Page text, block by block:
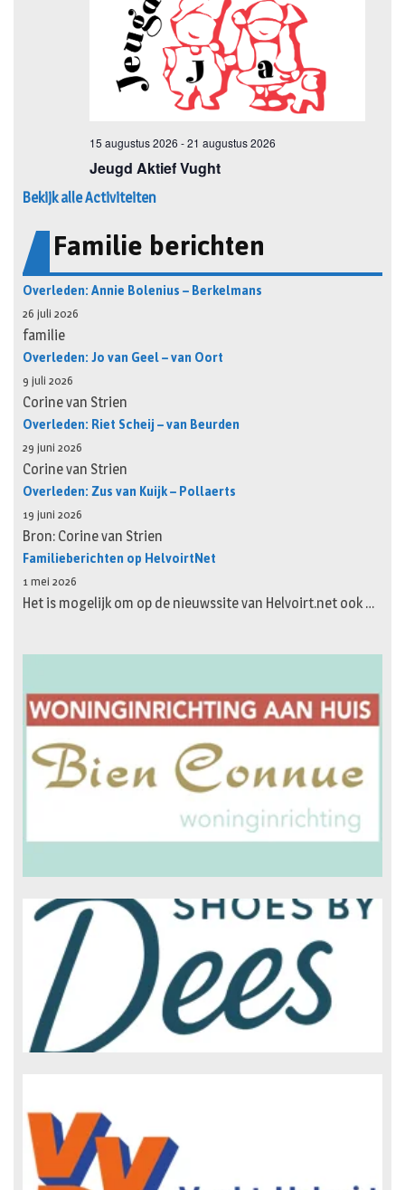
Bekijk alle Activiteiten
Familie berichten
Overleden: Annie Bolenius – Berkelmans
26 juli 2026
familie
Overleden: Jo van Geel – van Oort
9 juli 2026
Corine van Strien
Overleden: Riet Scheij – van Beurden
29 juni 2026
Corine van Strien
Overleden: Zus van Kuijk – Pollaerts
19 juni 2026
Bron: Corine van Strien
Familieberichten op HelvoirtNet
1 mei 2026
Het is mogelijk om op de nieuwssite van Helvoirt.net ook …